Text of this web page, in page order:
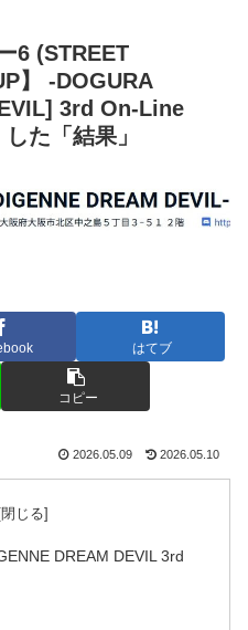
6 (STREET
】 -DOGURA
3rd On-Line
た「結果」
はてブ
コピー
2026.05.09 2026.05.10
DREAM DEVIL 3rd